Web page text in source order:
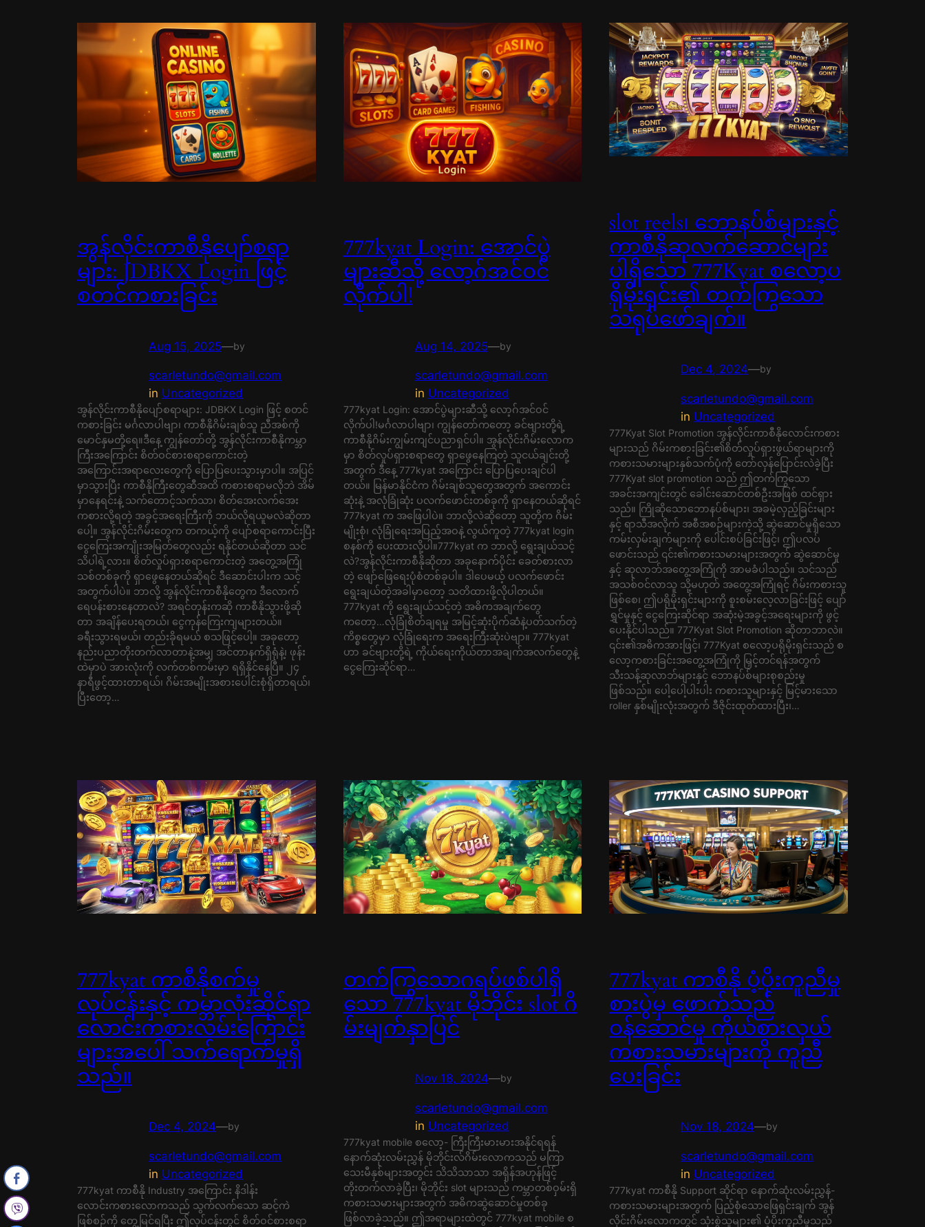
အွန်လိုင်းကာစီနိုပျော်စရာ
များ: JDBKX Login ဖြင့်
စတင်ကစားခြင်း
Aug 15, 2025—by
scarletundo@gmail.com
in Uncategorized
အွန်လိုင်းကာစီနိုပျော်စရာများ: JDBKX Login ဖြင့် စတင်
ကစားခြင်း မင်္ဂလာပါဗျာ၊ ကာစီနိုဂိမ်းချစ်သူ ညီအစ်ကို
မောင်နှမတို့ရေ။ဒီနေ့ ကျွန်တော်တို့ အွန်လိုင်းကာစီနိုကမ္ဘာ
ကြီးအကြောင်း စိတ်ဝင်စားစရာကောင်းတဲ့
အကြောင်းအရာလေးတွေကို ပြောပြပေးသွားမှာပါ။ အပြင်
မှာသွားပြီး ကာစီနိုကြီးတွေဆီအထိ ကစားစရာမလိုဘဲ အိမ်
မှာနေရင်းနဲ့ သက်တောင့်သက်သာ၊ စိတ်အေးလက်အေး
ကစားလို့ရတဲ့ အခွင့်အရေးကြီးကို ဘယ်လိုရယူမလဲဆိုတာ
ပေါ့။ အွန်လိုင်းဂိမ်းတွေက တကယ့်ကို ပျော်စရာကောင်းပြီး
ငွေကြေးအကျိုးအမြတ်တွေလည်း ရနိုင်တယ်ဆိုတာ သင်
သိပါရဲ့လား။ စိတ်လှုပ်ရှားစရာကောင်းတဲ့ အတွေ့အကြုံ
သစ်တစ်ခုကို ရှာဖွေနေတယ်ဆိုရင် ဒီဆောင်းပါးက သင့်
အတွက်ပါပဲ။ ဘာလို့ အွန်လိုင်းကာစီနိုတွေက ဒီလောက်
ရေပန်းစားနေတာလဲ? အရင်တုန်းကဆို ကာစီနိုသွားဖို့ဆို
တာ အချိန်ပေးရတယ်၊ ငွေကုန်ကြေးကျများတယ်။
ခရီးသွားရမယ်၊ တည်းခိုရမယ် စသဖြင့်ပေါ့။ အခုတော့
နည်းပညာတိုးတက်လာတာနဲ့အမျှ အင်တာနက်ရှိရုံနဲ့၊ ဖုန်း
ထဲမှာပဲ အားလုံးကို လက်တစ်ကမ်းမှာ ရရှိနိုင်နေပြီ။ ၂၄
နာရီဖွင့်ထားတာရယ်၊ ဂိမ်းအမျိုးအစားပေါင်းစုံရှိတာရယ်၊
ပြီးတော့…
777kyat Login: အောင်ပွဲ
များဆီသို့ လော့ဂ်အင်ဝင်
လိုက်ပါ!
Aug 14, 2025—by
scarletundo@gmail.com
in Uncategorized
777kyat Login: အောင်ပွဲများဆီသို့ လော့ဂ်အင်ဝင်
လိုက်ပါ!မင်္ဂလာပါဗျာ၊ ကျွန်တော်ကတော့ ခင်ဗျားတို့ရဲ့
ကာစီနိုဂိမ်းကျွမ်းကျင်ပညာရှင်ပါ။ အွန်လိုင်းဂိမ်းလောက
မှာ စိတ်လှုပ်ရှားစရာတွေ ရှာဖွေနေကြတဲ့ သူငယ်ချင်းတို့
အတွက် ဒီနေ့ 777kyat အကြောင်း ပြောပြပေးချင်ပါ
တယ်။ မြန်မာနိုင်ငံက ဂိမ်းချစ်သူတွေအတွက် အကောင်း
ဆုံးနဲ့ အလုံခြုံဆုံး ပလက်ဖောင်းတစ်ခုကို ရှာနေတယ်ဆိုရင်
777kyat က အဖြေပါပဲ။ ဘာလို့လဲဆိုတော့ သူတို့က ဂိမ်း
မျိုးစုံ၊ လုံခြုံရေးအပြည့်အဝနဲ့ လွယ်ကူတဲ့ 777kyat login
စနစ်ကို ပေးထားလို့ပါ။777kyat က ဘာလို့ ရွေးချယ်သင့်
လဲ?အွန်လိုင်းကာစီနိုဆိုတာ အခုနောက်ပိုင်း ခေတ်စားလာ
တဲ့ ဖျော်ဖြေရေးပုံစံတစ်ခုပါ။ ဒါပေမယ့် ပလက်ဖောင်း
ရွေးချယ်တဲ့အခါမှာတော့ သတိထားဖို့လိုပါတယ်။
777kyat ကို ရွေးချယ်သင့်တဲ့ အဓိကအချက်တွေ
ကတော့…လုံခြုံစိတ်ချရမှု အမြင့်ဆုံးပိုက်ဆံနဲ့ပတ်သက်တဲ့
ကိစ္စတွေမှာ လုံခြုံရေးက အရေးကြီးဆုံးပဲဗျာ။ 777kyat
ဟာ ခင်ဗျားတို့ရဲ့ ကိုယ်ရေးကိုယ်တာအချက်အလက်တွေနဲ့
ငွေကြေးဆိုင်ရာ…
slot reels၊ ဘောနပ်စ်များနှင့်
ကာစီနိုဆုလက်ဆောင်များ
ပါရှိသော 777Kyat စလော့ပ
ရိုမိုးရှင်း၏ တက်ကြွသော
သရုပ်ဖော်ချက်။
Dec 4, 2024—by
scarletundo@gmail.com
in Uncategorized
777Kyat Slot Promotion အွန်လိုင်းကာစီနိုလောင်းကစား
များသည် ဂိမ်းကစားခြင်း၏စိတ်လှုပ်ရှားဖွယ်ရာများကို
ကစားသမားများနှစ်သက်ပုံကို တော်လှန်ပြောင်းလဲခဲ့ပြီး
777Kyat slot promotion သည် ဤတက်ကြွသော
အခင်းအကျင်းတွင် ခေါင်းဆောင်တစ်ဦးအဖြစ် ထင်ရှား
သည်။ ကြိုဆိုသောဘောနပ်စ်များ၊ အခမဲ့လှည့်ခြင်းများ
နှင့် ရာသီအလိုက် အစီအစဉ်များကဲ့သို့ ဆွဲဆောင်မှုရှိသော
ကမ်းလှမ်းချက်များကို ပေါင်းစပ်ခြင်းဖြင့်၊ ဤပလပ်
ဖောင်းသည် ၎င်း၏ကစားသမားများအတွက် ဆွဲဆောင်မှု
နှင့် ဆုလာဘ်အတွေ့အကြုံကို အာမခံပါသည်။ သင်သည်
အသစ်ဝင်လာသူ သို့မဟုတ် အတွေ့အကြုံရင့် ဂိမ်းကစားသူ
ဖြစ်စေ၊ ဤပရိုမိုးရှင်းများကို စူးစမ်းလေ့လာခြင်းဖြင့် ပျော်
ရွှင်မှုနှင့် ငွေကြေးဆိုင်ရာ အဆုံးမဲ့အခွင့်အရေးများကို ဖွင့်
ပေးနိုင်ပါသည်။ 777Kyat Slot Promotion ဆိုတာဘာလဲ။
၎င်း၏အဓိကအားဖြင့်၊ 777Kyat စလော့ပရိုမိုးရှင်းသည် စ
လော့ကစားခြင်းအတွေ့အကြုံကို မြှင့်တင်ရန်အတွက်
သီးသန့်ဆုလာဘ်များနှင့် ဘောနပ်စ်များစုစည်းမှု
ဖြစ်သည်။ ပေါ့ပေါ့ပါးပါး ကစားသူများနှင့် မြင့်မားသော
roller နှစ်မျိုးလုံးအတွက် ဒီဇိုင်းထုတ်ထားပြီး၊…
777kyat ကာစီနိုစက်မှု
လုပ်ငန်းနှင့် ကမ္ဘာလုံးဆိုင်ရာ
လောင်းကစားလမ်းကြောင်း
များအပေါ် သက်ရောက်မှုရှိ
သည်။
Dec 4, 2024—by
scarletundo@gmail.com
in Uncategorized
777kyat ကာစီနို Industry အကြောင်း နိဒါန်း
လောင်းကစားလောကသည် သွက်လက်သော ဆင့်ကဲ
ဖြစ်စဉ်ကို တွေ့မြင်ရပြီး ဤလုပ်ငန်းတွင် စိတ်ဝင်စားစရာ
တက်ကြွသောဂရပ်ဖစ်ပါရှိ
သော 777kyat မိုဘိုင်း slot ဂိ
မ်းမျက်နှာပြင်
Nov 18, 2024—by
scarletundo@gmail.com
in Uncategorized
777kyat mobile စလော့- ကြီးကြီးမားမားအနိုင်ရရန်
နောက်ဆုံးလမ်းညွှန် မိုဘိုင်းလ်ဂိမ်းလောကသည် မကြာ
သေးမီနှစ်များအတွင်း သိသိသာသာ အရှိန်အဟုန်ဖြင့်
တိုးတက်လာခဲ့ပြီး၊ မိုဘိုင်း slot များသည် ကမ္ဘာတစ်ဝှမ်းရှိ
ကစားသမားများအတွက် အဓိကဆွဲဆောင်မှုတစ်ခု
ဖြစ်လာခဲ့သည်။ ဤအရာများထဲတွင် 777kyat mobile စ
777kyat ကာစီနို ပံ့ပိုးကူညီမှု
စားပွဲမှ ဖောက်သည်
ဝန်ဆောင်မှု ကိုယ်စားလှယ်
ကစားသမားများကို ကူညီ
ပေးခြင်း
Nov 18, 2024—by
scarletundo@gmail.com
in Uncategorized
777kyat ကာစီနို Support ဆိုင်ရာ နောက်ဆုံးလမ်းညွှန်-
ကစားသမားများအတွက် ပြည့်စုံသောဖြေရှင်းချက် အွန်
လိုင်းဂိမ်းလောကတွင် သုံးစွဲသူများ၏ ပံ့ပိုးကူညီမှုသည်